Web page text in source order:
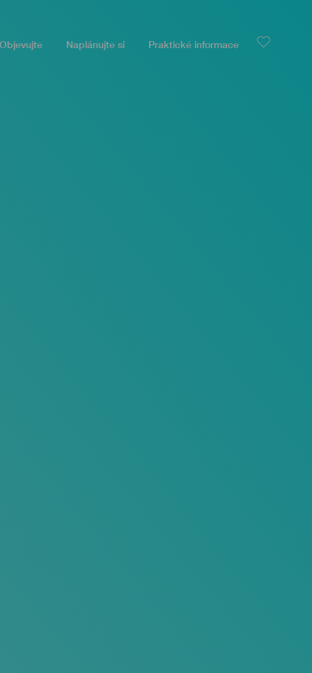
Naplánujte si Praktické informace